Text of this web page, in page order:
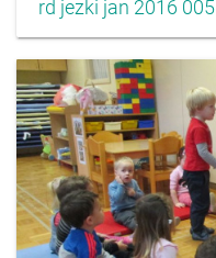
rd jezki jan 2016 005